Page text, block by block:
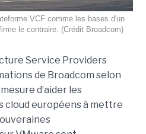
VCF comme les bases d'un
le contraire. (Crédit Broadcom)
Service Providers
de Broadcom selon
d’aider les
cloud européens à mettre